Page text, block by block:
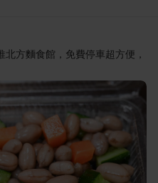
方麵食館，免費停車超方便，